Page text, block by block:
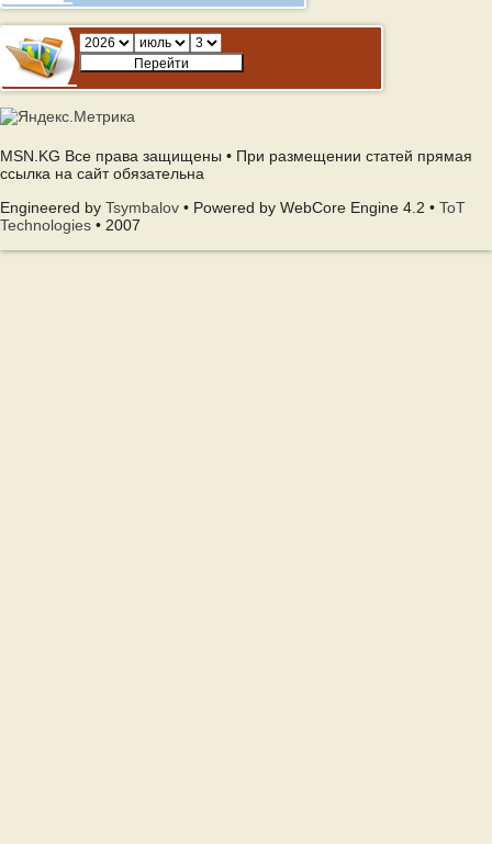
MSN.KG Все права защищены • При размещении статей прямая
ссылка на сайт обязательна
Engineered by Tsymbalov • Powered by WebCore Engine 4.2 • ToT
Technologies • 2007